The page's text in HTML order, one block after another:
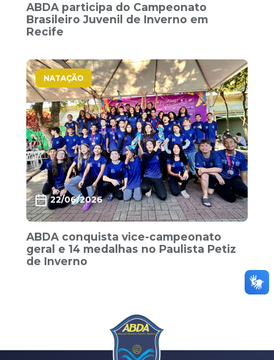
ABDA participa do Campeonato
Brasileiro Juvenil de Inverno em
Recife
NATAÇÃO
22/06/2026
ABDA conquista vice-campeonato
geral e 14 medalhas no Paulista Petiz
de Inverno